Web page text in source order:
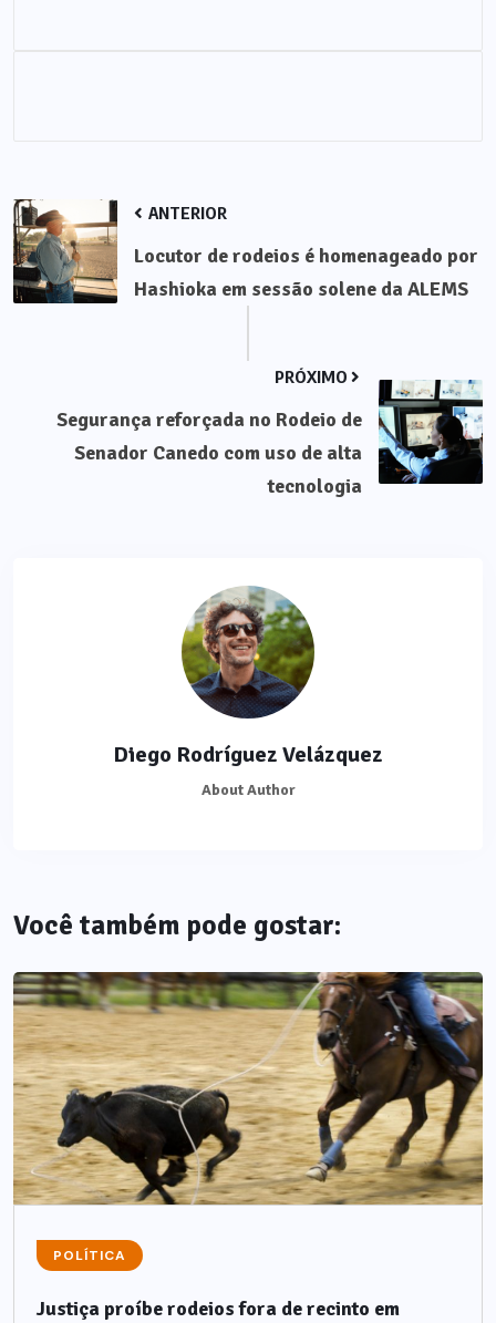
ANTERIOR
Locutor de rodeios é homenageado por
Hashioka em sessão solene da ALEMS
PRÓXIMO
Segurança reforçada no Rodeio de
Senador Canedo com uso de alta
tecnologia
Diego Rodríguez Velázquez
About Author
Você também pode gostar:
POLÍTICA
Justiça proíbe rodeios fora de recinto em